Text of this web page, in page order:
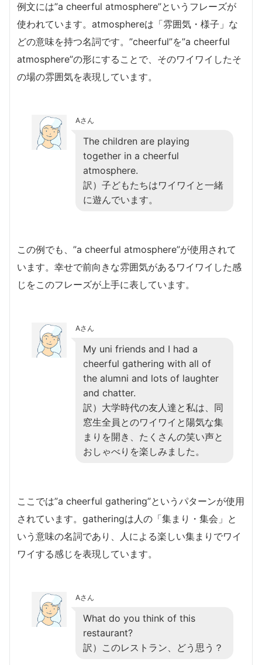
例文には”a cheerful atmosphere”というフレーズが
使われています。atmosphereは「雰囲気・様子」な
どの意味を持つ名詞です。”cheerful”を”a cheerful
atmosphere”の形にすることで、そのワイワイしたそ
の場の雰囲気を表現しています。
Aさん
The children are playing
together in a cheerful
atmosphere.
訳）子どもたちはワイワイと一緒
に遊んでいます。
この例でも、”a cheerful atmosphere”が使用されて
います。幸せで前向きな雰囲気があるワイワイした感
じをこのフレーズが上手に表しています。
Aさん
My uni friends and I had a
cheerful gathering with all of
the alumni and lots of laughter
and chatter.
訳）大学時代の友人達と私は、同
窓生全員とのワイワイと陽気な集
まりを開き、たくさんの笑い声と
おしゃべりを楽しみました。
ここでは”a cheerful gathering”というパターンが使用
されています。gatheringは人の「集まり・集会」と
いう意味の名詞であり、人による楽しい集まりでワイ
ワイする感じを表現しています。
Aさん
What do you think of this
restaurant?
訳）このレストラン、どう思う？